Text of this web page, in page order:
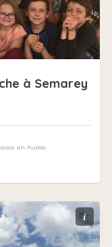
à Semarey
en Auxois
i